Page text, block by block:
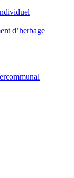
d’herbage